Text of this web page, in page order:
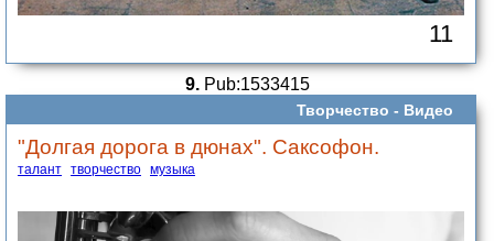
11
9.Pub:1533415
Творчество - Видео
"Долгая дорога в дюнах". Саксофон.
талант творчество музыка